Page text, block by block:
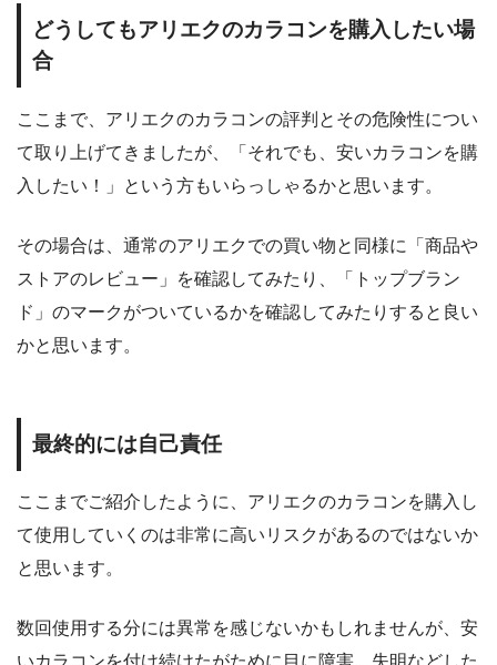
どうしてもアリエクのカラコンを購入したい場
合
ここまで、アリエクのカラコンの評判とその危険性につい
て取り上げてきましたが、「それでも、安いカラコンを購
入したい！」という方もいらっしゃるかと思います。
その場合は、通常のアリエクでの買い物と同様に「商品や
ストアのレビュー」を確認してみたり、「トップブラン
ド」のマークがついているかを確認してみたりすると良い
かと思います。
最終的には自己責任
ここまでご紹介したように、アリエクのカラコンを購入し
て使用していくのは非常に高いリスクがあるのではないか
と思います。
数回使用する分には異常を感じないかもしれませんが、安